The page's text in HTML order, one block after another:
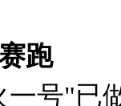
跑
"已做